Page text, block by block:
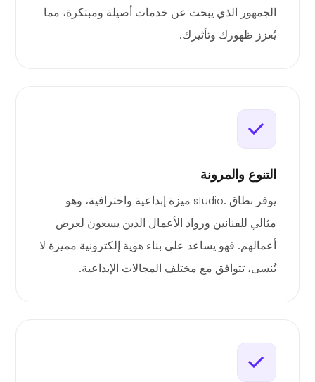
الجمهور الذي يبحث عن خدمات أصيلة ومبتكرة، مما
يُعزز ظهورك وتأثيرك.
التنوع والمرونة
يوفر نطاق .studio ميزة إبداعية واحترافية، وهو
مثالي للفنانين ورواد الأعمال الذين يسعون لعرض
أعمالهم. فهو يساعد على بناء هوية إلكترونية مميزة لا
تُنسى، تتوافق مع مختلف المجالات الإبداعية.